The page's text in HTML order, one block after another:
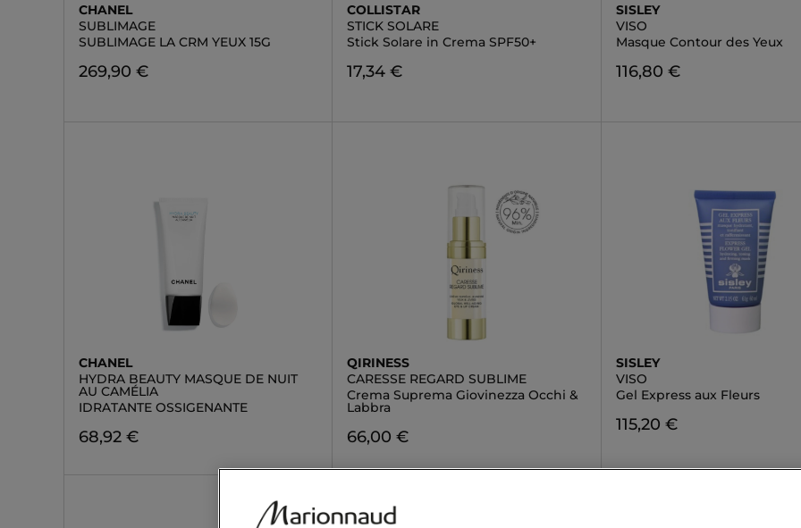
CHANEL
SUBLIMAGE
SUBLIMAGE LA CRM YEUX 15G
269,90 €
COLLISTAR
STICK SOLARE
Stick Solare in Crema SPF50+
17,34 €
SISLEY
VISO
Masque Contour des Yeux
116,80 €
CHANEL
HYDRA BEAUTY MASQUE DE NUIT
AU CAMÉLIA
IDRATANTE OSSIGENANTE
68,92 €
QIRINESS
CARESSE REGARD SUBLIME
Crema Suprema Giovinezza Occhi &
Labbra
66,00 €
SISLEY
VISO
Gel Express aux Fleurs
115,20 €